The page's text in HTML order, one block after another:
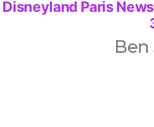
Disneyland Paris
Ben